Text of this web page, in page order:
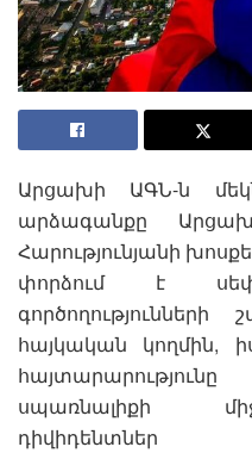
Արցախի ԱԳՆ-ն
արձագանքը
Հարությունյանի
փորձում է
գործողությունների
հայկական կողմին,
սպառնալիքի
դիվիդենտներ